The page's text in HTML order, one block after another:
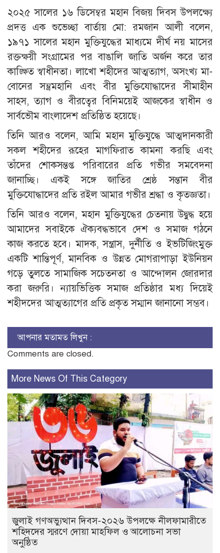
২০২৫ সালের ১৬ ডিসেম্বর মহান বিজয় দিবস উপলক্ষ্যে
প্রদত্ত এক শুভেচ্ছা বার্তায় মো: রমজান আলী বলেন,
১৯৭১ সালের মহান মুক্তিযুদ্ধের মাধ্যমে দীর্ঘ নয় মাসের
রক্তক্ষয়ী সংগ্রামের পর বাঙালি জাতি অর্জন করে তার
কাঙ্ক্ষিত স্বাধীনতা। লাখো শহীদের আত্মত্যাগ, অসংখ্য মা-
বোনের সম্ভ্রমহানি এবং বীর মুক্তিযোদ্ধাদের সীমাহীন
সাহস, ত্যাগ ও বীরত্বের বিনিময়েই আজকের স্বাধীন ও
সার্বভৌম বাংলাদেশ প্রতিষ্ঠিত হয়েছে।
তিনি আরও বলেন, আমি মহান মুক্তিযুদ্ধে আত্মদানকারী
সকল শহীদের রূহের মাগফিরাত কামনা করছি এবং
তাঁদের শোকসন্তপ্ত পরিবারের প্রতি গভীর সমবেদনা
জানাচ্ছি। একই সঙ্গে জাতির শ্রেষ্ঠ সন্তান বীর
মুক্তিযোদ্ধাদের প্রতি রইল আমার গভীর শ্রদ্ধা ও কৃতজ্ঞতা।
তিনি আরও বলেন, মহান মুক্তিযুদ্ধের চেতনায় উদ্বুদ্ধ হয়ে
আমাদের সবাইকে ঐক্যবদ্ধভাবে দেশ ও সমাজ গঠনে
কাজ করতে হবে। মাদক, সন্ত্রাস, দুর্নীতি ও ইভটিজিংমুক্ত
একটি শান্তিপূর্ণ, মানবিক ও উন্নত মোগরাপাড়া ইউনিয়ন
গড়ে তুলতে সামাজিক সচেতনতা ও আন্দোলন জোরদার
করা জরুরি। ন্যায়ভিত্তিক সমাজ প্রতিষ্ঠার মধ্য দিয়েই
শহীদদের আত্মত্যাগের প্রতি প্রকৃত সম্মান জানানো সম্ভব।
আপনার মতামত লিখুন :
Comments are closed.
More News Of This Category
জুলাই গণঅভ্যুত্থান দিবস-২০২৬ উপলক্ষে নীলফামারীতে
শহিদদের স্মরণে দোয়া মাহফিল ও আলোচনা সভা
অনুষ্ঠিত